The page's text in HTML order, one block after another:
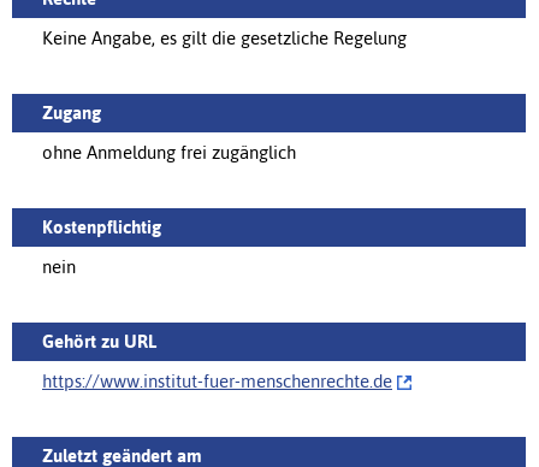
Keine Angabe, es gilt die gesetzliche Regelung
Zugang
ohne Anmeldung frei zugänglich
Kostenpflichtig
nein
Gehört zu URL
https://‌www.institut-fuer-menschenrechte.de
Zuletzt geändert am